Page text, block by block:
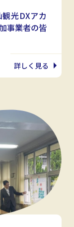
光DXアカ
事業者の皆
詳しく見る